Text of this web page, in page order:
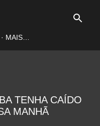
MAIS…
TENHA CAÍDO
MANHÃ